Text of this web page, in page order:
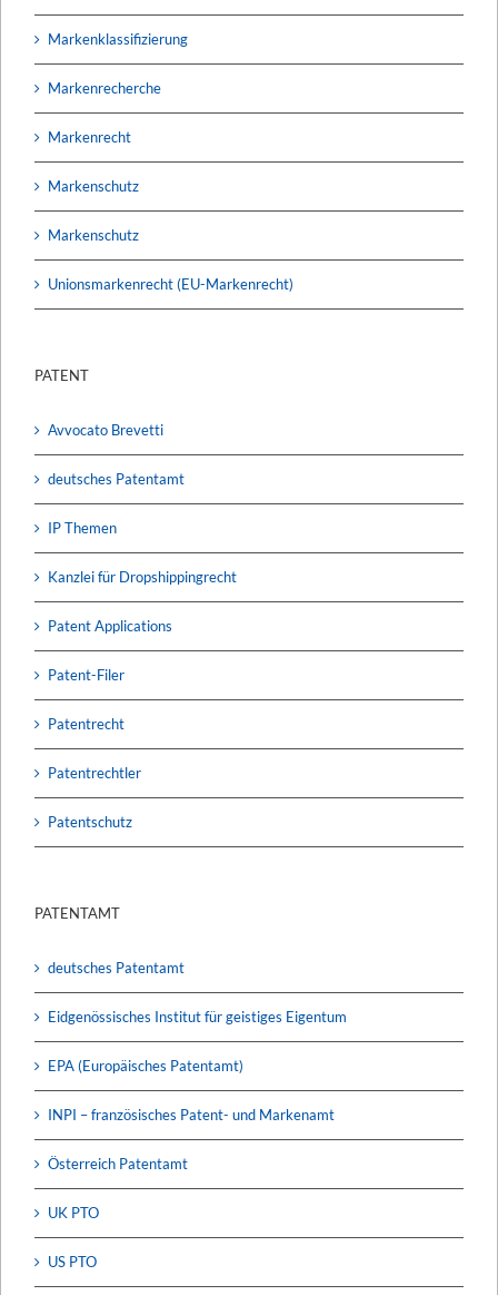
Markenklassifizierung
Markenrecherche
Markenrecht
Markenschutz
Markenschutz
Unionsmarkenrecht (EU-Markenrecht)
PATENT
Avvocato Brevetti
deutsches Patentamt
IP Themen
Kanzlei für Dropshippingrecht
Patent Applications
Patent-Filer
Patentrecht
Patentrechtler
Patentschutz
PATENTAMT
deutsches Patentamt
Eidgenössisches Institut für geistiges Eigentum
EPA (Europäisches Patentamt)
INPI – französisches Patent- und Markenamt
Österreich Patentamt
UK PTO
US PTO